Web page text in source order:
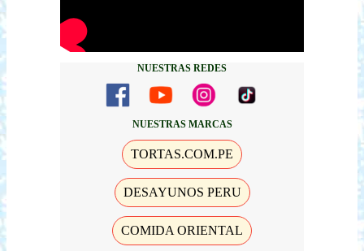
NUESTRAS REDES
NUESTRAS MARCAS
TORTAS.COM.PE
DESAYUNOS PERU
COMIDA ORIENTAL